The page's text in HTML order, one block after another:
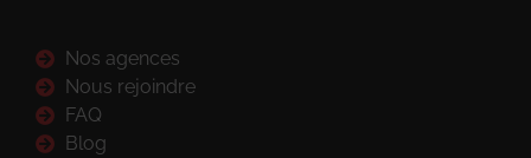
Nos agences
Nous rejoindre
FAQ
Blog